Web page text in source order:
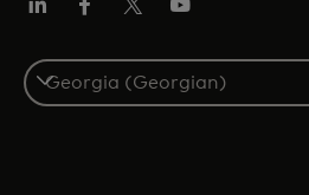
Select
a
country